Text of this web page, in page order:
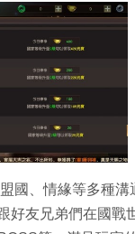
國、情緣等多種
好友兄弟們在國戰